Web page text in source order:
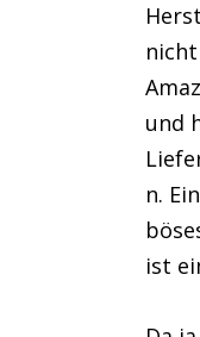
und
n.
ist